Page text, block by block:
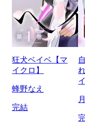
狂犬ベイベ【マ
イクロ】
蜂野なえ
完結